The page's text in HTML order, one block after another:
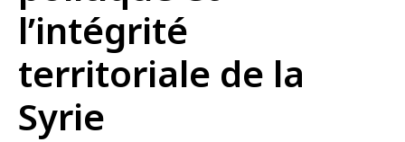
l’intégrité
territoriale de la
Syrie